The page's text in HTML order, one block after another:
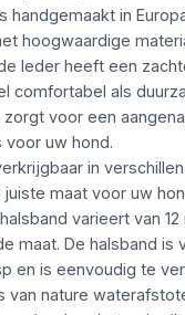
handgemaakt in
hoogwaardige
leder heeft een
comfortabel als
voor een
voor uw hond.
in
maat voor uw
varieert van 12
maat. De halsband is
en is eenvoudig te
van nature